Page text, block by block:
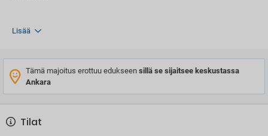
Lisää
Tämä majoitus erottuu edukseen sillä se sijaitsee keskustassa
Ankara
Tilat